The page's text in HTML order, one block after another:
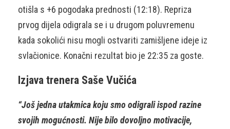
otišla s +6 pogodaka prednosti (12:18). Repriza
prvog dijela odigrala se i u drugom poluvremenu
kada sokolići nisu mogli ostvariti zamišljene ideje iz
svlačionice. Konačni rezultat bio je 22:35 za goste.
Izjava trenera Saše Vučića
“Još jedna utakmica koju smo odigrali ispod razine
svojih mogućnosti. Nije bilo dovoljno motivacije,